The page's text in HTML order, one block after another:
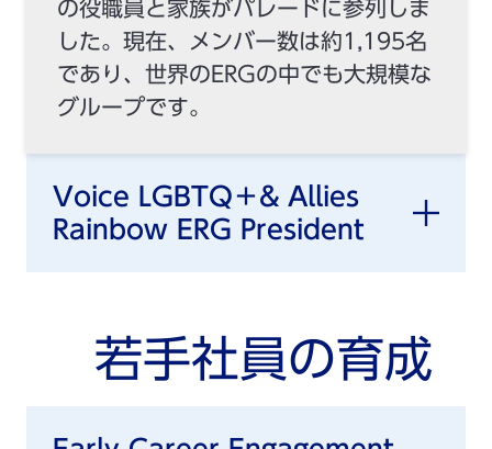
の役職員と家族がパレードに参列しま
した。現在、メンバー数は約1,195名
であり、世界のERGの中でも大規模な
グループです。
Voice LGBTQ＋& Allies
Rainbow ERG President
若手社員の育成